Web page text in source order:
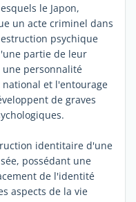
le Japon,
un acte criminel dans
psychique
partie de leur
personnalité
et l'entourage
de graves
identitaire d'une
possédant une
de l'identité
aspects de la vie